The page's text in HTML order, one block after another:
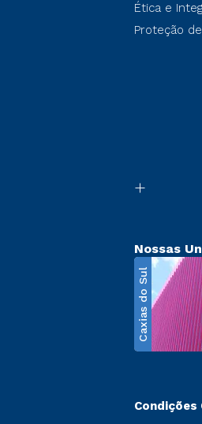
Ética e
Proteção
Nossas
Caxias do Sul
Condições